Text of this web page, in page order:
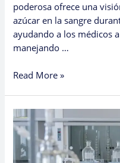
poderosa ofrece una
azúcar en la sangre
ayudando a los médicos
manejando …
Read More »
Comprendiendo
las
Pruebas
de